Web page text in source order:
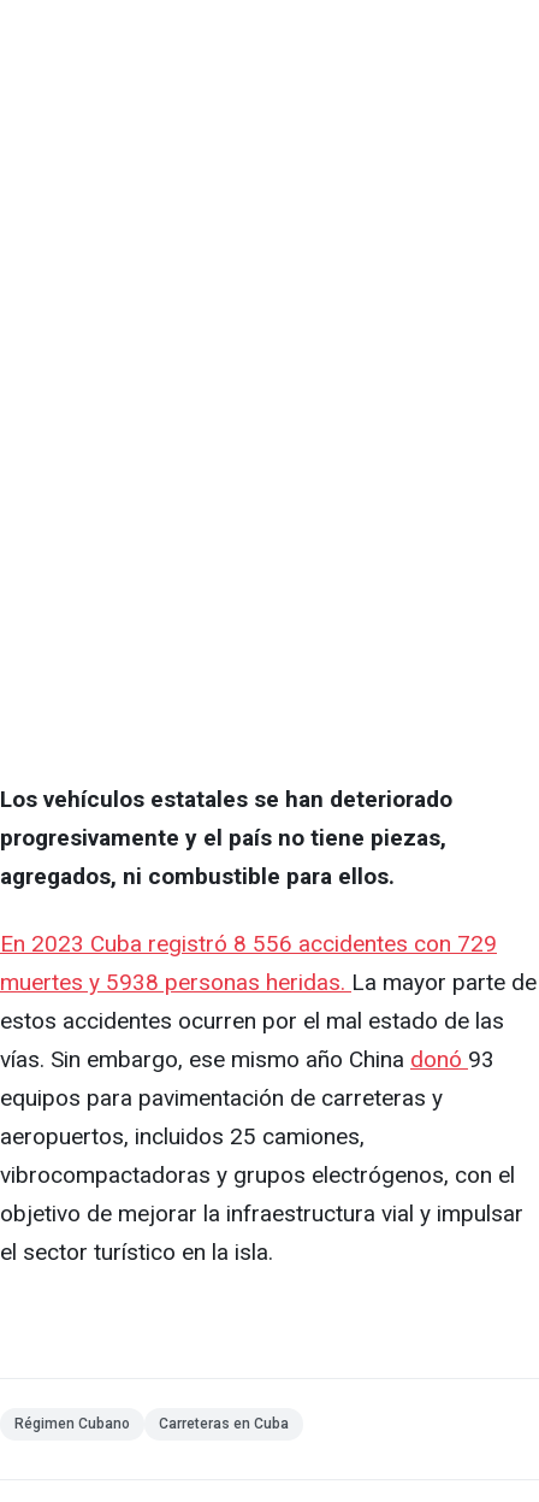
Los vehículos estatales se han deteriorado
progresivamente y el país no tiene piezas,
agregados, ni combustible para ellos.
En 2023 Cuba registró 8 556 accidentes con 729
muertes y 5938 personas heridas. La mayor parte de
estos accidentes ocurren por el mal estado de las
vías. Sin embargo, ese mismo año China donó 93
equipos para pavimentación de carreteras y
aeropuertos, incluidos 25 camiones,
vibrocompactadoras y grupos electrógenos, con el
objetivo de mejorar la infraestructura vial y impulsar
el sector turístico en la isla.
Régimen Cubano Carreteras en Cuba